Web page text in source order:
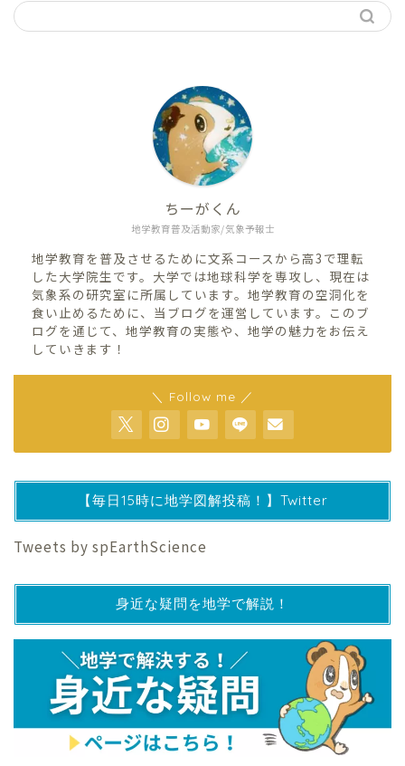
地学教育普及活動家/気象予報士
ちーがくん
地学教育を普及させるために文系コースから高3で理転
した大学院生です。大学では地球科学を専攻し、現在は
気象系の研究室に所属しています。地学教育の空洞化を
食い止めるために、当ブログを運営しています。このブ
ログを通じて、地学教育の実態や、地学の魅力をお伝え
していきます！
＼ Follow me ／
【毎日15時に地学図解投稿！】Twitter
Tweets by spEarthScience
身近な疑問を地学で解説！